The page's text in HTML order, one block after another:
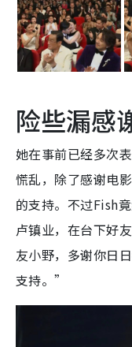
险些漏感
她在事前已经多次
慌乱，除了感谢电
的支持。不过Fish
卢镇业，在台下好
友小野，多谢你日
支持。”